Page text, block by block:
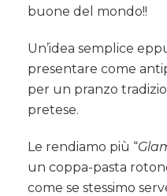
buone del mondo!!
Un’idea semplice
presentare come
per un pranzo
pretese.
Le rendiamo più “
un coppa-pasta
come se stessimo